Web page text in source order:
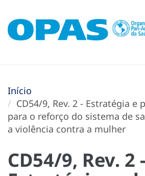
Início
CD54/9, Rev. 2 - Estratégia e
para o reforço do sistema de
a violência contra a mulher
CD54/9, Rev. 2 -